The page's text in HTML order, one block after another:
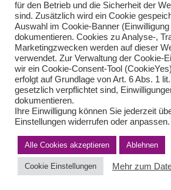
Impressum Haftungsausschluss
Kontakt
© von Herder Management GmbH 2024 I *
für den Betrieb und die Sicherheit der
sind. Zusätzlich wird ein Cookie
Auswahl im Cookie-Banner
dokumentieren. Cookies zu Analyse-,
Marketingzwecken werden auf dieser
verwendet. Zur Verwaltung der Cookie-
wir ein Cookie-Consent-Tool
erfolgt auf Grundlage von Art. 6 Abs. 1
gesetzlich verpflichtet sind,
dokumentieren.
Ihre Einwilligung können Sie jederzeit
Einstellungen widerrufen oder anpassen.
Alle Cookies akzeptieren Ablehnen
Cookie Einstellungen Mehr zum